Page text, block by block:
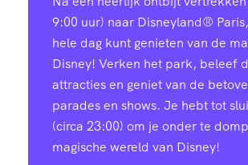
9:00 uur) naar Disneyland®
hele dag kunt genieten van de
Disney! Verken het park, beleef
attracties en geniet van de
parades en shows. Je hebt tot
(circa 23:00) om je onder te
magische wereld van Disney!